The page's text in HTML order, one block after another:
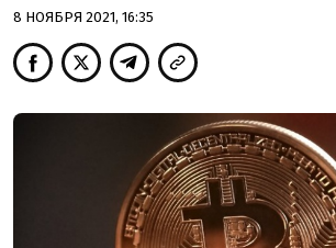
8 НОЯБРЯ 2021, 16:35